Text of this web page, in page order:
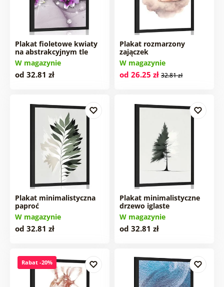
Plakat fioletowe kwiaty
na abstrakcyjnym tle
W magazynie
od 32.81 zł
Plakat rozmarzony
zajączek
W magazynie
od 26.25 zł 32.81 zł
Plakat minimalistyczna
paproć
W magazynie
od 32.81 zł
Plakat minimalistyczne
drzewo iglaste
W magazynie
od 32.81 zł
Rabat -20%